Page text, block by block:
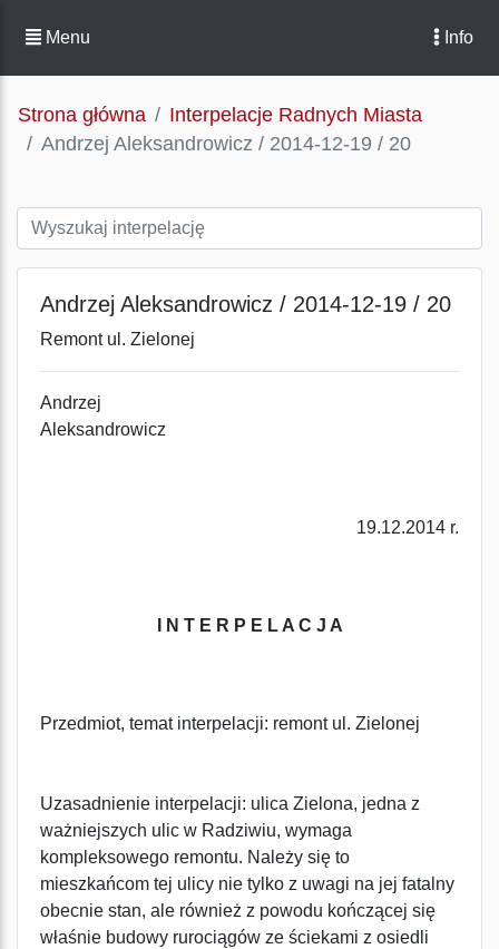
Menu Info
Strona główna
Interpelacje Radnych Miasta
Andrzej Aleksandrowicz / 2014-12-19 / 20
Andrzej Aleksandrowicz / 2014-12-19 / 20
Remont ul. Zielonej
Andrzej
Aleksandrowicz
19.12.2014 r.
I N T E R P E L A C J A
Przedmiot, temat interpelacji: remont ul. Zielonej
Uzasadnienie interpelacji: ulica Zielona, jedna z
ważniejszych ulic w Radziwiu, wymaga
kompleksowego remontu. Należy się to
mieszkańcom tej ulicy nie tylko z uwagi na jej fatalny
obecnie stan, ale również z powodu kończącej się
właśnie budowy rurociągów ze ściekami z osiedli